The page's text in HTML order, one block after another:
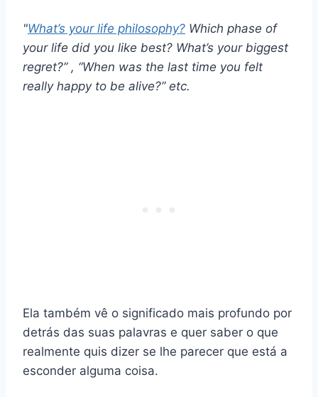
"What’s your life philosophy? Which phase of
your life did you like best? What’s your biggest
regret?” , “When was the last time you felt
really happy to be alive?” etc.
Ela também vê o significado mais profundo por
detrás das suas palavras e quer saber o que
realmente quis dizer se lhe parecer que está a
esconder alguma coisa.